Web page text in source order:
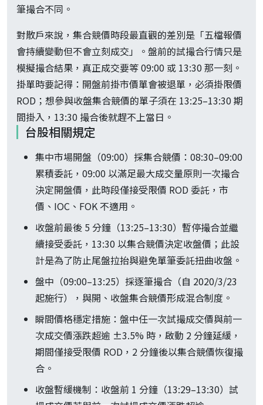
筆撮合不同。
對散戶來說，集合競價時段最直觀的差別是「五檔報價
會持續變動但不會立刻成交」。盤前的試撮合行情只是
模擬撮合結果，真正成交要等 09:00 或 13:30 那一刻。
掛單時要記得：開盤前掛市價單會被退單，必須掛限價
ROD；想參與收盤集合競價的單子須在 13:25–13:30 期
間掛入，13:30 撮合後就趕不上當日。
台股相關規定
集中市場開盤（09:00）採集合競價：08:30–09:00
累積委託，09:00 以滿足最大成交量原則一次撮合
決定開盤價，此時段僅接受限價 ROD 委託，市
價、IOC、FOK 不適用。
收盤前最後 5 分鐘（13:25–13:30）暫停撮合並繼
續接受委託，13:30 以集合競價決定收盤價；此設
計是為了防止尾盤拉抬與避免單筆委託扭曲收盤。
盤中（09:00–13:25）採逐筆撮合（自 2020/3/23
起施行），與開、收盤集合競價形成混合制度。
瞬間價格穩定措施：盤中任一次試撮成交價與前一
次成交價漲跌超逾 ±3.5% 時，啟動 2 分鐘延緩，
期間僅接受限價 ROD，2 分鐘後以集合競價恢復撮
合。
收盤暫緩機制：收盤前 1 分鐘（13:29–13:30）試